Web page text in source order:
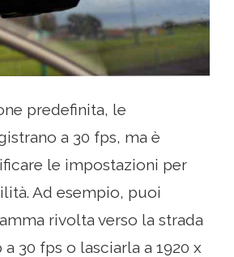
predefinita, le
a 30 fps, ma è
le impostazioni per
Ad esempio, puoi
rivolta verso la strada
a 30 fps o lasciarla a 1920 x